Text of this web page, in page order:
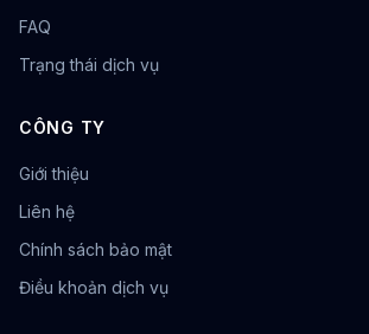
FAQ
Trạng thái dịch vụ
CÔNG TY
Giới thiệu
Liên hệ
Chính sách bảo mật
Điều khoản dịch vụ